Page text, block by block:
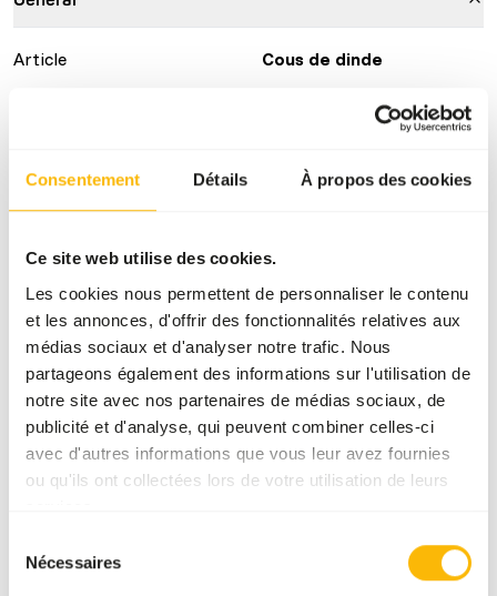
Consentement Détails À propos des cookies
Ce site web utilise des cookies.
Les cookies nous permettent de personnaliser le contenu
et les annonces, d'offrir des fonctionnalités relatives aux
médias sociaux et d'analyser notre trafic. Nous
partageons également des informations sur l'utilisation de
notre site avec nos partenaires de médias sociaux, de
publicité et d'analyse, qui peuvent combiner celles-ci
avec d'autres informations que vous leur avez fournies
ou qu'ils ont collectées lors de votre utilisation de leurs
Nécessaires
Article
Cous de dinde
Statut de l'inventaire
Disponible en stock
Détails
Composition
100% cous de dinde
Marque
Animalfoods
Conseils nutritionnels
Attention : La variation des sources de protéines est